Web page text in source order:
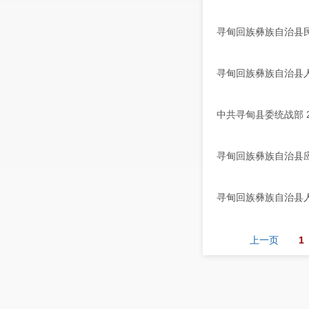
寻甸回族彝族自治县
寻甸回族彝族自治县
中共寻甸县委统战部
寻甸回族彝族自治县
寻甸回族彝族自治县
上一页 1